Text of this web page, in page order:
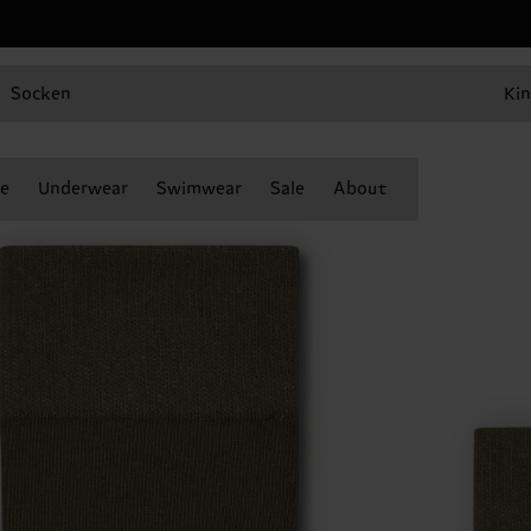
Socken
Underwear Swimwear Sale About